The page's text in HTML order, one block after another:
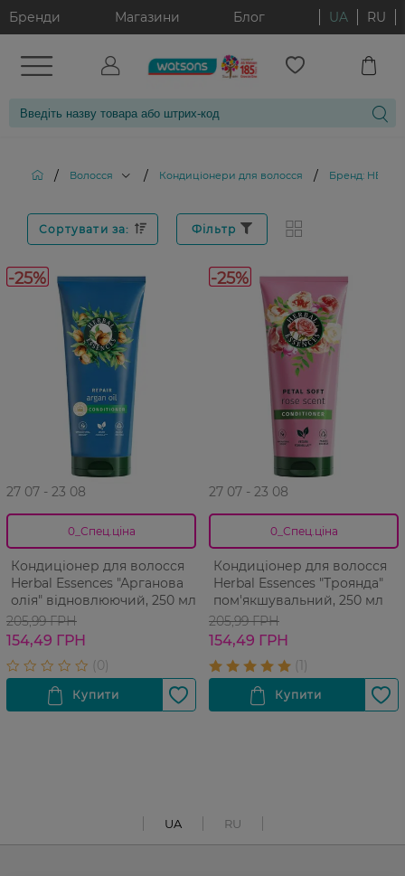
Бренди Магазини Блог UA RU
/ Волосся / Кондиціонери для волосся / Бренд:
Сортувати за: Фільтр
-25%
27 07 - 23 08
0_Спец.ціна
Кондиціонер для волосся
Herbal Essences "Арганова
олія" відновлюючий, 250 мл
205,99 ГРН
154,49 ГРН
-25%
27 07 - 23 08
0_Спец.ціна
Кондиціонер для волосся
Herbal Essences "Троянда"
пом'якшувальний, 250 мл
205,99 ГРН
154,49 ГРН
UA RU